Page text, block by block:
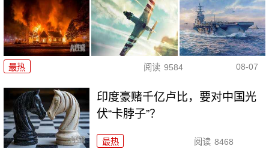
最热 阅读 9584 08-07
印度豪赌千亿卢比，要对中国光
伏“卡脖子”？
最热 阅读 8468